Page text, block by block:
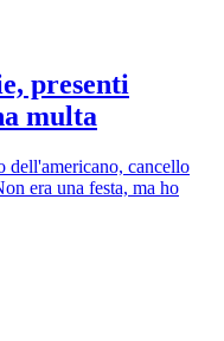
presenti
multa
dell'americano, cancello
era una festa, ma ho